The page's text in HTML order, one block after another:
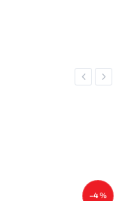
Previous
–4 %
Next